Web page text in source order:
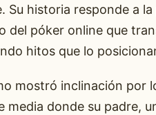
Su historia responde a
del póker online que
hitos que lo
mostró inclinación por
media donde su padre,